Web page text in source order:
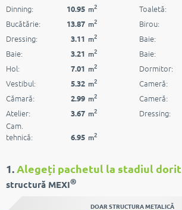
Dinning: 10.95 m2
Bucătărie: 13.87 m2
Dressing: 3.11 m2
Baie: 3.21 m2
Hol: 7.01 m2
Vestibul: 5.32 m2
Cămară: 2.99 m2
Atelier: 3.67 m2
Cam.
tehnică:
6.95 m2
Toaletă:
Birou:
Baie:
Baie:
Dormitor:
Cameră:
Cameră:
Dressing:
1.Alegeți pachetul la stadiul dorit
structură MEXI®
DOAR STRUCTURA METALICĂ